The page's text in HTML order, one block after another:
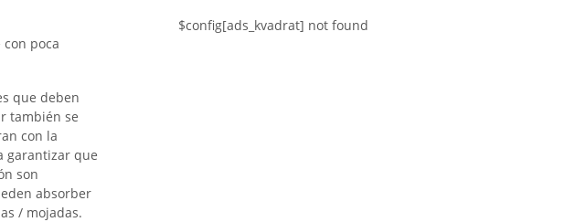
poca
que deben
también se
con la
garantizar que
son
absorber
/ mojadas.
$config[ads_kvadrat] not found